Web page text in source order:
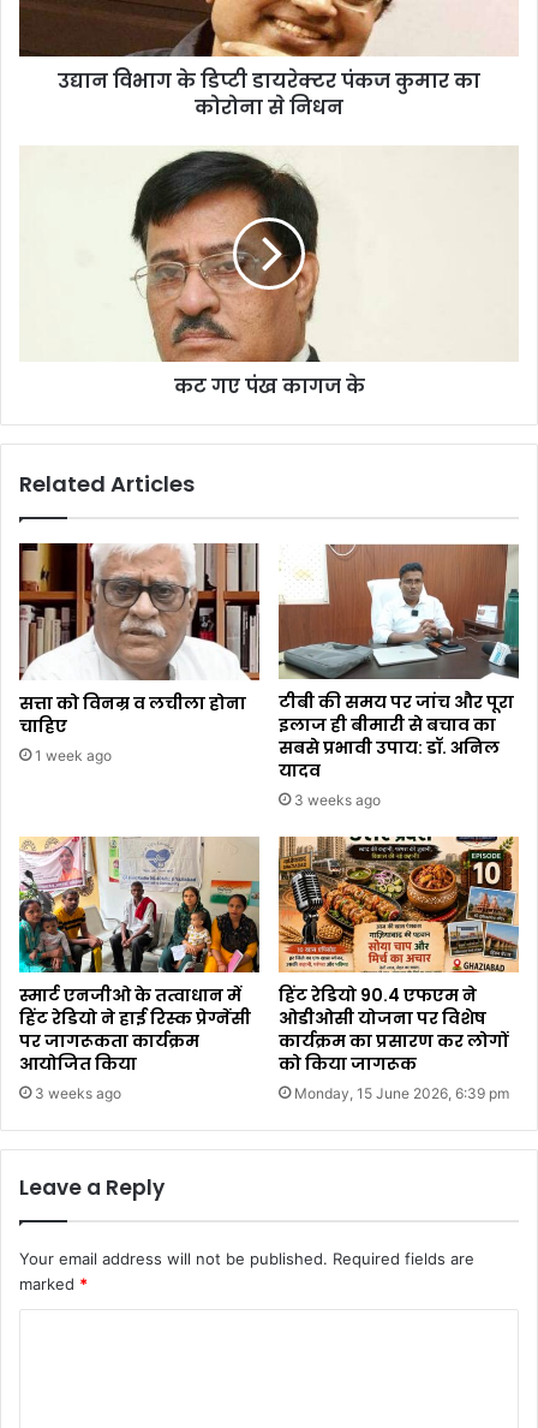
उद्यान विभाग के डिप्टी डायरेक्टर पंकज कुमार का
कोरोना से निधन
कट गए पंख कागज के
Related Articles
सत्ता को विनम्र व लचीला होना
चाहिए
1 week ago
टीबी की समय पर जांच और पूरा
इलाज ही बीमारी से बचाव का
सबसे प्रभावी उपाय: डॉ. अनिल
यादव
3 weeks ago
स्मार्ट एनजीओ के तत्वाधान में
हिंट रेडियो ने हाई रिस्क प्रेग्नेंसी
पर जागरूकता कार्यक्रम
आयोजित किया
3 weeks ago
हिंट रेडियो 90.4 एफएम ने
ओडीओसी योजना पर विशेष
कार्यक्रम का प्रसारण कर लोगों
को किया जागरूक
Monday, 15 June 2026, 6:39 pm
Leave a Reply
Your email address will not be published. Required fields are
marked *